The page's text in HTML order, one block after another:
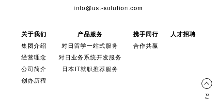
info@ust-solution.com
关于我们
集团介绍
经营理念
公司简介
创办历程
产品服务
对日留学一站式服务
对日业务系统开发服务
日本IT就职推荐服务
携手同行
合作共赢
人才招聘